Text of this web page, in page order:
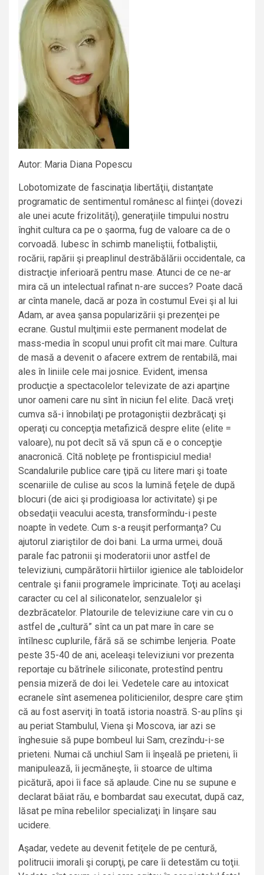
Autor: Maria Diana Popescu
Lobotomizate de fascinaţia libertăţii, distanţate
programatic de sentimentul românesc al fiinţei (dovezi
ale unei acute frizolităţi), generaţiile timpului nostru
înghit cultura ca pe o şaorma, fug de valoare ca de o
corvoadă. Iubesc în schimb maneliştii, fotbaliştii,
rocării, rapării şi preaplinul destrăbălării occidentale, ca
distracţie inferioară pentru mase. Atunci de ce ne-ar
mira că un intelectual rafinat n-are succes? Poate dacă
ar cînta manele, dacă ar poza în costumul Evei şi al lui
Adam, ar avea şansa popularizării şi prezenţei pe
ecrane. Gustul mulţimii este permanent modelat de
mass-media în scopul unui profit cît mai mare. Cultura
de masă a devenit o afacere extrem de rentabilă, mai
ales în liniile cele mai josnice. Evident, imensa
producţie a spectacolelor televizate de azi aparţine
unor oameni care nu sînt în niciun fel elite. Dacă vreţi
cumva să-i înnobilaţi pe protagoniştii dezbrăcaţi şi
operaţi cu concepţia metafizică despre elite (elite =
valoare), nu pot decît să vă spun că e o concepţie
anacronică. Cîtă nobleţe pe frontispiciul media!
Scandalurile publice care ţipă cu litere mari şi toate
scenariile de culise au scos la lumină feţele de după
blocuri (de aici şi prodigioasa lor activitate) şi pe
obsedaţii veacului acesta, transformîndu-i peste
noapte în vedete. Cum s-a reuşit performanţa? Cu
ajutorul ziariştilor de doi bani. La urma urmei, două
parale fac patronii şi moderatorii unor astfel de
televiziuni, cumpărătorii hîrtiilor igienice ale tabloidelor
centrale şi fanii programele împricinate. Toţi au acelaşi
caracter cu cel al siliconatelor, senzualelor şi
dezbrăcatelor. Platourile de televiziune care vin cu o
astfel de „cultură” sînt ca un pat mare în care se
întîlnesc cuplurile, fără să se schimbe lenjeria. Poate
peste 35-40 de ani, aceleaşi televiziuni vor prezenta
reportaje cu bătrînele siliconate, protestînd pentru
pensia mizeră de doi lei. Vedetele care au intoxicat
ecranele sînt asemenea politicienilor, despre care ştim
că au fost aserviţi în toată istoria noastră. S-au plîns şi
au periat Stambulul, Viena şi Moscova, iar azi se
înghesuie să pupe bombeul lui Sam, crezîndu-i-se
prieteni. Numai că unchiul Sam îi înşeală pe prieteni, îi
manipulează, îi jecmăneşte, îi stoarce de ultima
picătură, apoi îi face să aplaude. Cine nu se supune e
declarat băiat rău, e bombardat sau executat, după caz,
lăsat pe mîna rebelilor specializaţi în linşare sau
ucidere.
Aşadar, vedete au devenit fetiţele de pe centură,
politrucii imorali şi corupţi, pe care îi detestăm cu toţii.